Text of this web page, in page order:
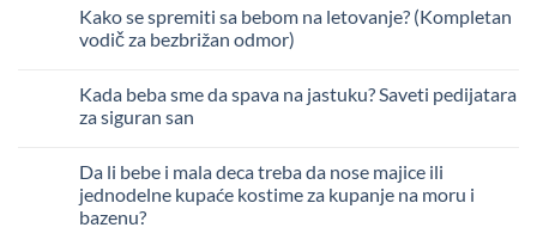
Kako se spremiti sa bebom na letovanje? (Kompletan
vodič za bezbrižan odmor)
na
se
bebom
na
letovanje?
(Kompletan
Kada beba sme da spava na jastuku? Saveti pedijatara
za siguran san
na
Kada
beba
sme
Da li bebe i mala deca treba da nose majice ili
jednodelne kupaće kostime za kupanje na moru i
bazenu?